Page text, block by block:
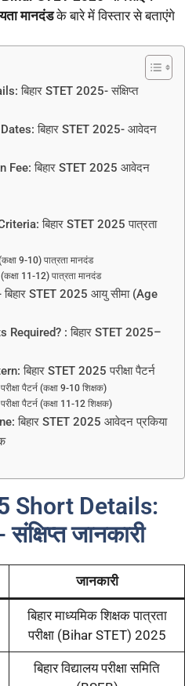
मानदंडके बारे में विस्तार से बताएंगे
बिहार STET 2025- संक्षिप्त
बिहार STET 2025- आवेदन
बिहार STET 2025 आवेदन
बिहार STET 2025 पात्रता
9-10) पात्रता मानदंड
11-12) पात्रता मानदंड
STET 2025 आयु सीमा (Age
: बिहार STET 2025–
बिहार STET 2025 परीक्षा पैटर्न
पैटर्न (कक्षा 9-10 शिक्षक)
पैटर्न (कक्षा 11-12 शिक्षक)
बिहार STET 2025 आवेदन प्रकिया
Short Details:
संक्षिप्त जानकारी
जानकारी
बिहार माध्यमिक शिक्षक पात्रता
परीक्षा (Bihar STET) 2025
बिहार विद्यालय परीक्षा समिति